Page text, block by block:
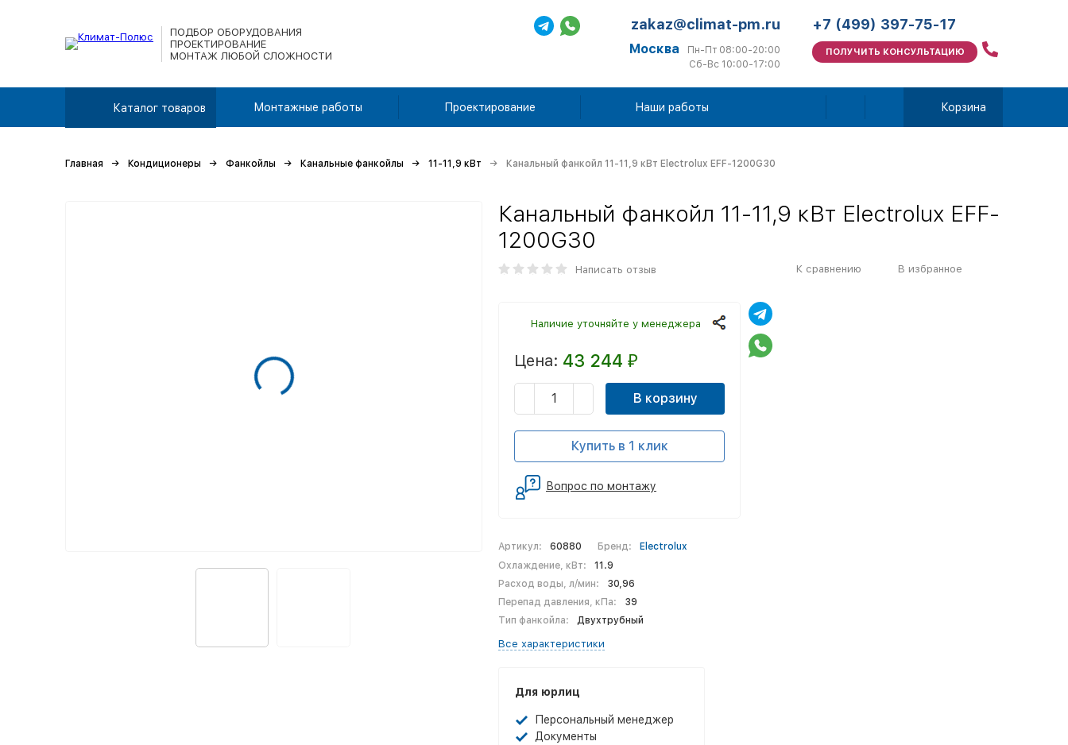
ПОДБОР ОБОРУДОВАНИЯ
ПРОЕКТИРОВАНИЕ
МОНТАЖ ЛЮБОЙ СЛОЖНОСТИ
zakaz@climat-pm.ru
Москва
Пн-Пт 08:00-20:00
Сб-Вс 10:00-17:00
+7 (499) 397-75-17
ПОЛУЧИТЬ КОНСУЛЬТАЦИЮ
Каталог товаров Монтажные работы Проектирование Наши работы Корзина
Главная Кондиционеры Фанкойлы Канальные фанкойлы 11-11,9 кВт Канальный фанкойл 11-11,9 кВт Electrolux EFF-1200G30
Канальный фанкойл 11-11,9 кВт Electrolux EFF-
1200G30
Написать отзыв К сравнению В избранное
Артикул: 60880 Бренд:
Electrolux
Охлаждение, кВт:
11.9
Расход воды, л/мин:
30,96
Перепад давления, кПа:
39
Тип фанкойла:
Двухтрубный
Все характеристики
Для юрлиц
Персональный менеджер
Документы
Наличие уточняйте у менеджера
Цена: 43 244 ₽
В корзину
Купить в 1 клик
Вопрос по монтажу